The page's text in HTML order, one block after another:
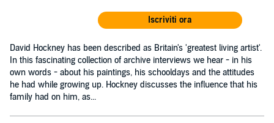
Iscriviti ora
David Hockney has been described as Britain's 'greatest living artist'.
In this fascinating collection of archive interviews we hear - in his
own words - about his paintings, his schooldays and the attitudes
he had while growing up. Hockney discusses the influence that his
family had on him, as...